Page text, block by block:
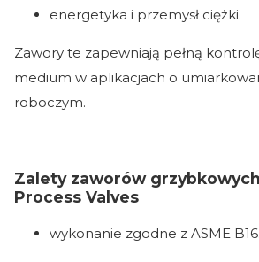
energetyka i przemysł ciężki.
Zawory te zapewniają pełną
medium w aplikacjach o
roboczym.
Zalety zaworów grzybkowych
Process Valves
wykonanie zgodne z ASME